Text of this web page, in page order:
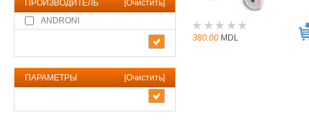
ПРОИЗВОДИТЕЛЬ [Очистить]
ANDRONI
ПАРАМЕТРЫ [Очистить]
380.00 MDL